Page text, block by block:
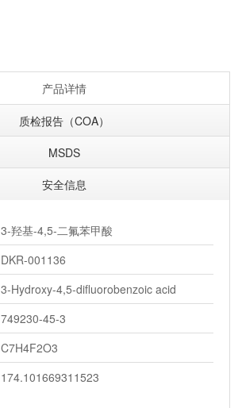
产品详情
质检报告（COA）
MSDS
安全信息
3-羟基-4,5-二氟苯甲酸
DKR-001136
3-Hydroxy-4,5-difluorobenzoic acid
749230-45-3
C7H4F2O3
174.101669311523